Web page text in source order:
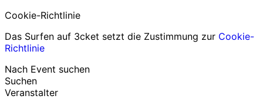
Cookie-Richtlinie
Das Surfen auf 3cket setzt die Zustimmung zur Cookie-
Richtlinie
Nach Event suchen
Suchen
Veranstalter